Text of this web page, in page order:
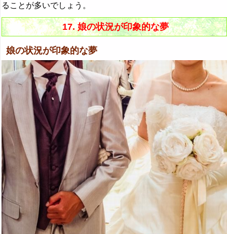
ることが多いでしょう。
17. 娘の状況が印象的な夢
娘の状況が印象的な夢